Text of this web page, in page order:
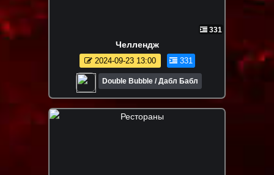
331
Челлендж
2024-09-23 13:00 331
Double Bubble / Дабл Бабл